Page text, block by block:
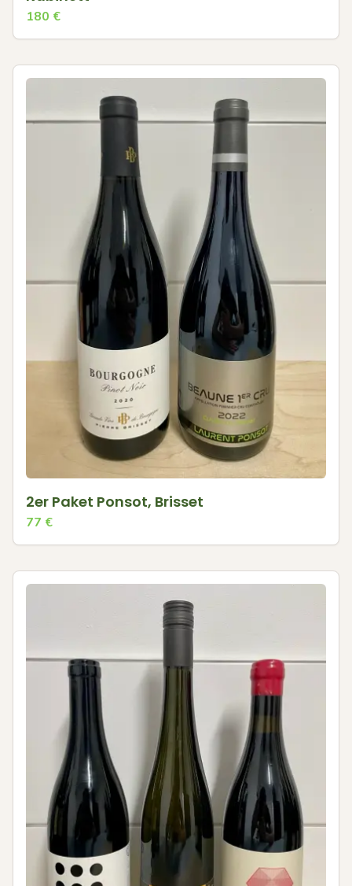
180 €
2er Paket Ponsot, Brisset
77 €